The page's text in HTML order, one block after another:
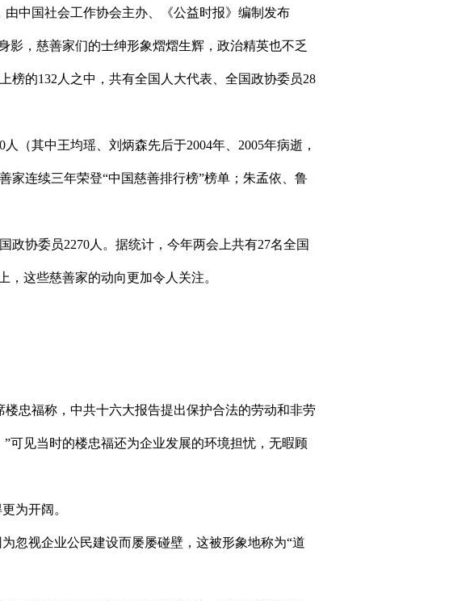
中国社会工作协会主办、《公益时报》编制发布
影，慈善家们的士绅形象熠熠生辉，政治精英也不乏
榜的132人之中，共有全国人大代表、全国政协委员28
其中王均瑶、刘炳森先后于2004年、2005年病逝，
家连续三年荣登“中国慈善排行榜”榜单；朱孟依、鲁
协委员2270人。据统计，今年两会上共有27名全国
，这些慈善家的动向更加令人关注。
忠福称，中共十六大报告提出保护合法的劳动和非劳
可见当时的楼忠福还为企业发展的环境担忧，无暇顾
为开阔。
忽视企业公民建设而屡屡碰壁，这被形象地称为“道